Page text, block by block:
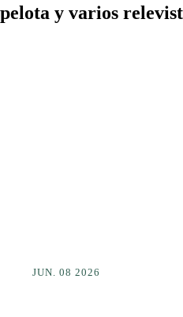
pelota y varios
JUN. 08 2026